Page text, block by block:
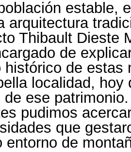
estable,
arquitectura
Thibault Dieste
de
histórico de
localidad, hoy
de ese
pudimos
que
entorno de